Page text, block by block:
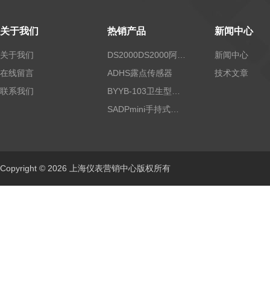
关于我们
关于我们
在线留言
联系我们
热销产品
ADHS露点传感器
新闻中心
新闻中心
技术文章
Copyright © 2026 上海仪表营销中心版权所有